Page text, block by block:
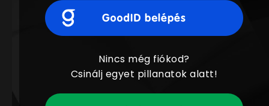
Nincs még fiókod?
Csinálj egyet pillanatok alatt!